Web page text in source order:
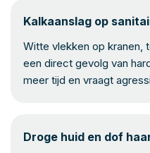
Kalkaanslag op
Witte vlekken op kranen,
een direct gevolg van
meer tijd en vraagt
Droge huid en dof